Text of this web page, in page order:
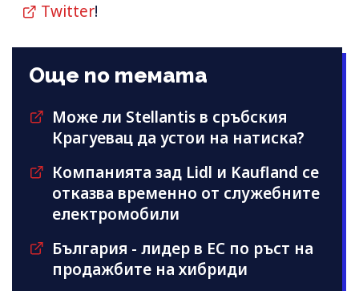
Twitter!
Още по темата
Може ли Stellantis в сръбския
Крагуевац да устои на натиска?
Компанията зад Lidl и Kaufland се
отказва временно от служебните
електромобили
България - лидер в ЕС по ръст на
продажбите на хибриди